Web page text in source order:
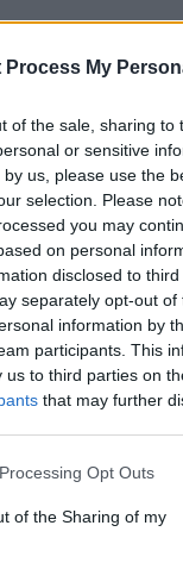
Process My
of the sale, sharing to
or sensitive
us, please use the
selection. Please
you may
on personal
disclosed to
separately opt-out of
information by
participants. This
us to third parties on
that may further
Opt Outs
of the Sharing of my
lyderiu
patyrė spalio
žaisdamas su
pasiekė 14
liūne šį
Vokietijos